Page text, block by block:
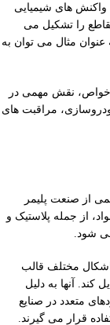
واکنش های شیمیایی
را تشکیل می
عنوان مثال می توان به
خواص، نقش مهمی در
مراقبت های
از صنعت پلیمر
از جمله پلاستیک و
شود.
اشکال مختلف قالب
کند. آنها به دلیل
متعدد در صنایع
قرار می گیرند.